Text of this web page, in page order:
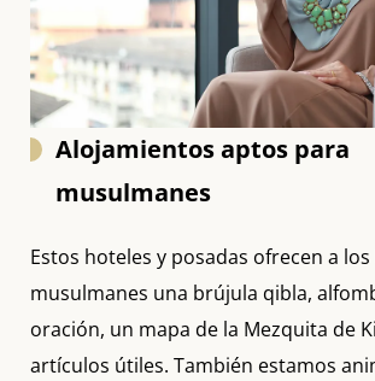
Alojamientos aptos para
musulmanes
Estos hoteles y posadas ofrecen a
musulmanes una brújula qibla,
oración, un mapa de la Mezquita de
artículos útiles. También estamos